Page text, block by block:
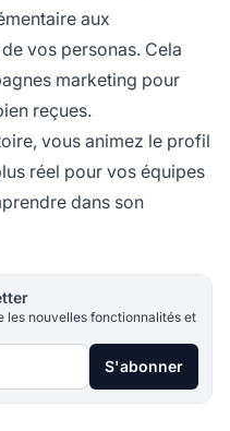
aux
vos personas. Cela
marketing pour
reçues.
vous animez le profil
réel pour vos équipes
dans son
les nouvelles fonctionnalités et
S'abonner